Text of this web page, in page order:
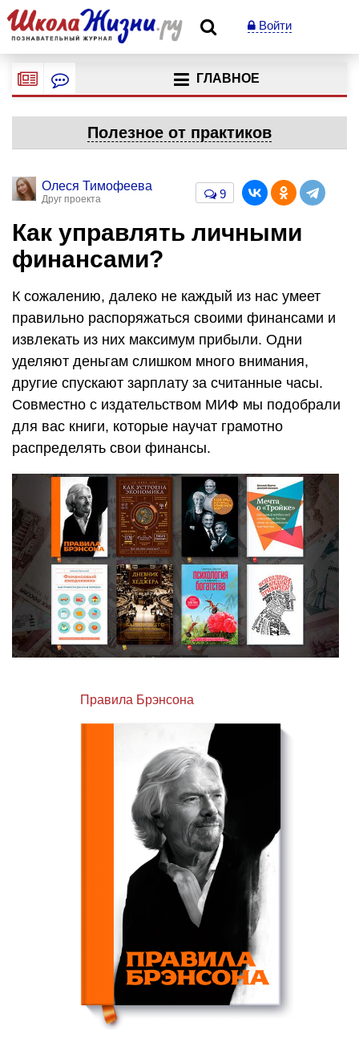
Войти
ГЛАВНОЕ
Полезное от практиков
Олеся Тимофеева
Друг проекта 9
Как управлять личными
финансами?
К сожалению, далеко не каждый из нас умеет
правильно распоряжаться своими финансами и
извлекать из них максимум прибыли. Одни
уделяют деньгам слишком много внимания,
другие спускают зарплату за считанные часы.
Совместно с издательством МИФ мы подобрали
для вас книги, которые научат грамотно
распределять свои финансы.
Правила Брэнсона